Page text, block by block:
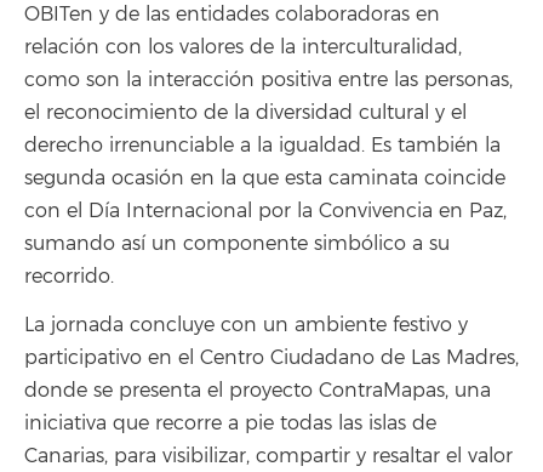
OBITen y de las entidades colaboradoras en
relación con los valores de la interculturalidad,
como son la interacción positiva entre las personas,
el reconocimiento de la diversidad cultural y el
derecho irrenunciable a la igualdad. Es también la
segunda ocasión en la que esta caminata coincide
con el Día Internacional por la Convivencia en Paz,
sumando así un componente simbólico a su
recorrido.
La jornada concluye con un ambiente festivo y
participativo en el Centro Ciudadano de Las Madres,
donde se presenta el proyecto ContraMapas, una
iniciativa que recorre a pie todas las islas de
Canarias, para visibilizar, compartir y resaltar el valor